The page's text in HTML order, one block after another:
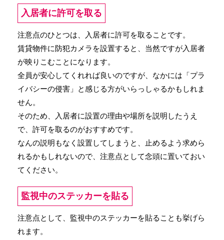
入居者に許可を取る
注意点のひとつは、入居者に許可を取ることです。
賃貸物件に防犯カメラを設置すると、当然ですが入居者
が映りこむことになります。
全員が安心してくれれば良いのですが、なかには「プラ
イバシーの侵害」と感じる方がいらっしゃるかもしれま
せん。
そのため、入居者に設置の理由や場所を説明したうえ
で、許可を取るのがおすすめです。
なんの説明もなく設置してしまうと、止めるよう求めら
れるかもしれないので、注意点として念頭に置いておい
てください。
監視中のステッカーを貼る
注意点として、監視中のステッカーを貼ることも挙げら
れます。